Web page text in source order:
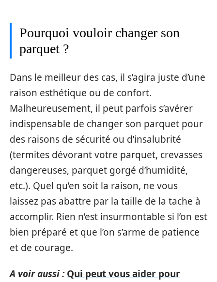
Pourquoi vouloir changer son
parquet ?
Dans le meilleur des cas, il s’agira juste d’une
raison esthétique ou de confort.
Malheureusement, il peut parfois s’avérer
indispensable de changer son parquet pour
des raisons de sécurité ou d’insalubrité
(termites dévorant votre parquet, crevasses
dangereuses, parquet gorgé d’humidité,
etc.). Quel qu’en soit la raison, ne vous
laissez pas abattre par la taille de la tache à
accomplir. Rien n’est insurmontable si l’on est
bien préparé et que l’on s’arme de patience
et de courage.
A voir aussi : Qui peut vous aider pour